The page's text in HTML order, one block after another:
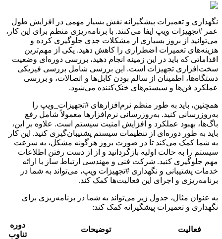
نگهداری و تعمیرات پیشگیرانه نقش بسیار مهمی در افزایش طول
عمر #تجهیزات ویپ ایفا می‌کنند. با برنامه‌ریزی منظم برای این کار،
می‌توانید از بروز بسیاری از مشکلات جدی جلوگیری کرده و
هزینه‌های تعمیرات اضطراری را کاهش دهید. یکی از مهم‌ترین
اقداماتی که باید در این زمینه انجام دهید، بررسی دوره‌ای وضعیت
سخت‌افزاری تجهیزات است. این بررسی شامل بررسی فیزیکی
دستگاه‌ها، اطمینان از سالم بودن کابل‌ها و اتصالات، و بررسی
عملکرد فن‌ها و سیستم‌های خنک‌کننده می‌شود.
همچنین، باید به طور منظم نرم‌افزارهای #تجهیزات_ویپ را
به‌روزرسانی کنید. به‌روزرسانی نرم‌افزارها معمولاً شامل رفع
باگ‌ها، بهبود عملکرد و افزایش امنیت سیستم است. علاوه بر این،
باید به طور دوره‌ای از تنظیمات سیستم پشتیبان‌گیری کنید. این کار
به شما کمک می‌کند تا در صورت بروز هرگونه مشکل، به سرعت
سیستم را به حالت اولیه بازگردانید و از از دست رفتن اطلاعات
مهم جلوگیری کنید. شرکت فنی و مهندسی ارتباط ساز با ارائه
خدمات پشتیبانی و نگهداری #تجهیزات ویپ، می‌تواند به شما در
برنامه‌ریزی و اجرای این فعالیت‌ها کمک کند.
به عنوان مثال، جدول زیر می‌تواند به شما در برنامه‌ریزی برای
نگهداری و تعمیرات پیشگیرانه کمک کند:
فعالیت توضیحات
دوره
تناوب